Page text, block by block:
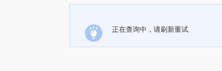
正在查询中，请刷新重试